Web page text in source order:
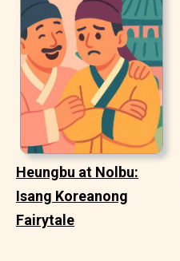
Heungbu at Nolbu:
Isang Koreanong
Fairytale